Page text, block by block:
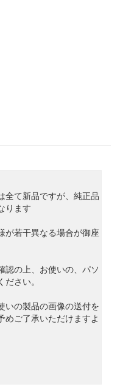
全て新品ですが、純正品
ります
が若干異なる場合が御座
認の上、お使いの、パソ
さい。
いの製品の画像の送付を
めご了承いただけますよ